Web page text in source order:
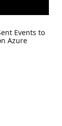
Events to
Azure